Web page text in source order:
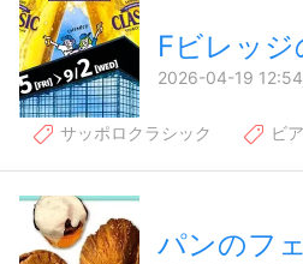
Fビレッ
2026-04-19
サッポロクラシック ビ
パンのフ